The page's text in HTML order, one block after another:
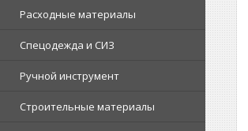
Расходные материалы
Спецодежда и СИЗ
Ручной инструмент
Строительные материалы